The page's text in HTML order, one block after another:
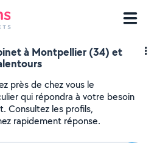
à Montpellier (34) et
près de chez vous le
qui répondra à votre besoin
Consultez les profils,
rapidement réponse.